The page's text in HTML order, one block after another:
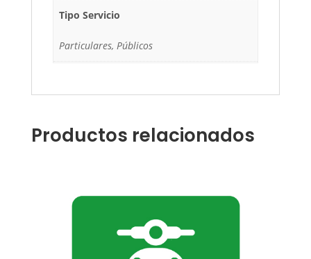
Tipo Servicio
Particulares, Públicos
Productos relacionados